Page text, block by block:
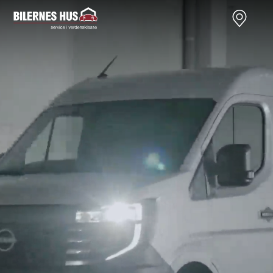
Modeller
Anmeldelser
Leasing
Primastar
Modeller
Anmeldelser
Leasing
Anmeldelser
Interstar-e
Modeller
Anmeldelser